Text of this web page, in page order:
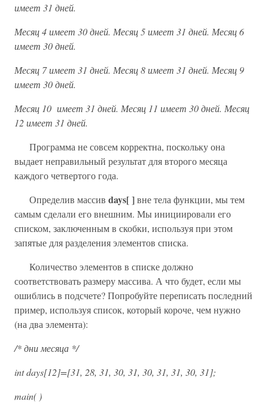
имеет 31 дней.
Месяц 4 имеет 30 дней. Месяц 5 имеет 31 дней. Месяц 6
имеет 30 дней.
Месяц 7 имеет 31 дней. Месяц 8 имеет 31 дней. Месяц 9
имеет 30 дней.
Месяц 10 имеет 31 дней. Месяц 11 имеет 30 дней. Месяц
12 имеет 31 дней.
Программа не совсем корректна, поскольку она
выдает неправильный результат для второго месяца
каждого четвертого года.
Определив массив days[ ]вне тела функции, мы тем
самым сделали его внешним. Мы инициировали его
списком, заключенным в скобки, используя при этом
запятые для разделения элементов списка.
Количество элементов в списке должно
соответствовать размеру массива. А что будет, если мы
ошиблись в подсчете? Попробуйте переписать последний
пример, используя список, который короче, чем нужно
(на два элемента):
/* дни месяца */
int days[12]=[31, 28, 31, 30, 31, 30, 31, 31, 30, 31];
main( )